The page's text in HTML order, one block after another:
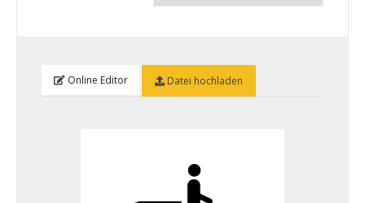
Online Editor Datei hochladen